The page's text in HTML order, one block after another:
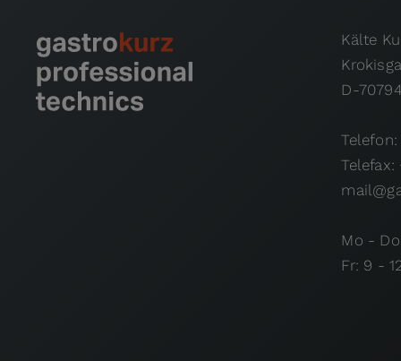
Kälte
D-
Telefon:
Telefax:
Mo -
Fr: 9 -